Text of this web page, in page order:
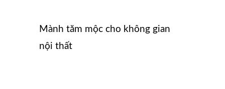
Mành tăm mộc cho không gian
nội thất